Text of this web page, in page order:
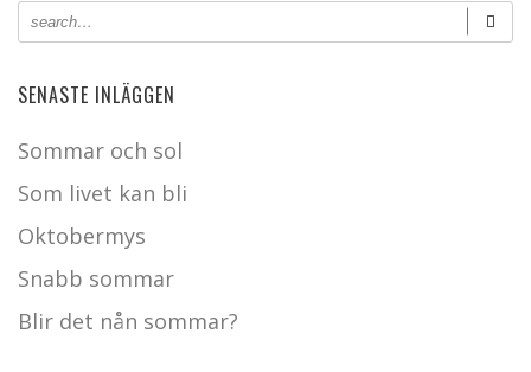
SENASTE INLÄGGEN
Sommar och sol
Som livet kan bli
Oktobermys
Snabb sommar
Blir det nån sommar?